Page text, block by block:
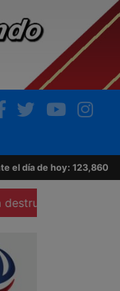
el día de hoy: 123,860
de espacios